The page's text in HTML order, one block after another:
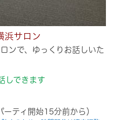
サロン
ンで、ゆっくりお話しいた
しできます
ティ開始15分前から）